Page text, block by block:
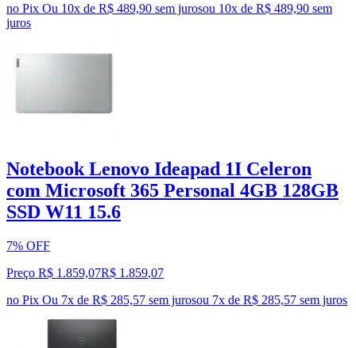
no Pix Ou 10x de R$ 489,90 sem jurosou 10x de R$ 489,90 sem
juros
Notebook Lenovo Ideapad 1I Celeron
com Microsoft 365 Personal 4GB 128GB
SSD W11 15.6
7% OFF
Preço R$ 1.859,07R$ 1.859,07
no Pix Ou 7x de R$ 285,57 sem jurosou 7x de R$ 285,57 sem juros